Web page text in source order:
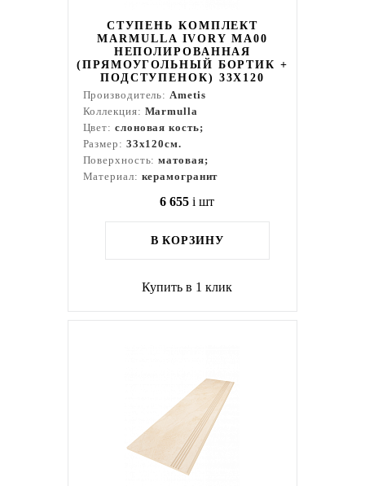
СТУПЕНЬ КОМПЛЕКТ
MARMULLA IVORY MA00
НЕПОЛИРОВАННАЯ
(ПРЯМОУГОЛЬНЫЙ БОРТИК +
ПОДСТУПЕНОК) 33X120
Производитель:Ametis
Коллекция: Marmulla
Цвет: слоновая кость;
Размер: 33x120см.
Поверхность:матовая;
Материал: керамогранит
6 655 i шт
В КОРЗИНУ
Купить в 1 клик